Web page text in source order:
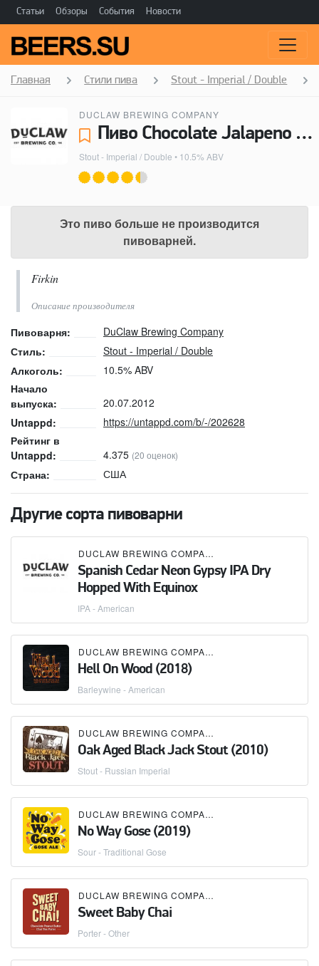
Статьи Обзоры События Новости
Главная Стили пива Stout - Imperial / Double
DUCLAW BREWING COMPANY
Пиво Chocolate Jalapeno Retribution - DuClaw Brewing Company
Stout - Imperial / Double • 10.5% ABV
Это пиво больше не производится
пивоварней.
Firkin
Описание производителя
Пивоварня:
DuClaw Brewing Company
Стиль:
Stout - Imperial / Double
Алкоголь:
10.5% ABV
Начало
выпуска:
20.07.2012
Untappd:
https://untappd.com/b/-/202628
Рейтинг в
Untappd:
4.375 (20 оценок)
Страна: США
Другие сорта пивоварни
DUCLAW BREWING COMPANY
Spanish Cedar Neon Gypsy IPA Dry
Hopped With Equinox
IPA - American
DUCLAW BREWING COMPANY
Hell On Wood (2018)
Barleywine - American
DUCLAW BREWING COMPANY
Oak Aged Black Jack Stout (2010)
Stout - Russian Imperial
DUCLAW BREWING COMPANY
No Way Gose (2019)
Sour - Traditional Gose
DUCLAW BREWING COMPANY
Sweet Baby Chai
Porter - Other